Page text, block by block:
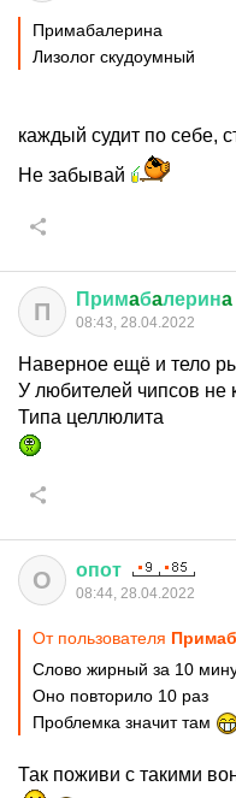
Примaбaлеринa
Лизолог скудоумный
каждый судит по себе,
Не забывай
П Примaбaлеринa
08:43, 28.04.2022
Наверное ещё и тело
У любителей чипсов не
Типа целлюлита
О опот
08:44, 28.04.2022
От пользователя
Слово жирный за 10
Оно повторило 10 раз
Проблемка значит там
Так поживи с такими